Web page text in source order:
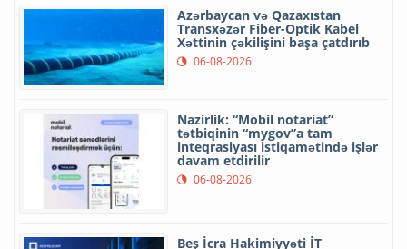
Azərbaycan və Qazaxıstan
Transxəzər Fiber-Optik Kabel
Xəttinin çəkilişini başa çatdırıb
06-08-2026
Nazirlik: “Mobil notariat”
tətbiqinin “mygov”a tam
inteqrasiyası istiqamətində işlər
davam etdirilir
06-08-2026
Beş İcra Hakimiyyəti İT